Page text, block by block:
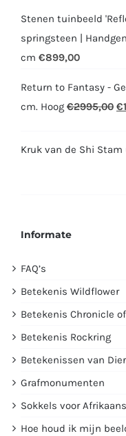
Stenen tuinbeeld
springsteen |
cm €899,00
Return to Fantasy -
cm. Hoog €2995,00 €
Kruk van de Shi Stam
Informate
FAQ’s
Betekenis Wildflower
Betekenis Chronicle
Betekenis Rockring
Betekenissen van
Grafmonumenten
Sokkels voor
Hoe houd ik mijn